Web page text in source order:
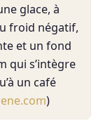
glace, à
froid négatif,
et un fond
qui s’intègre
un café
)